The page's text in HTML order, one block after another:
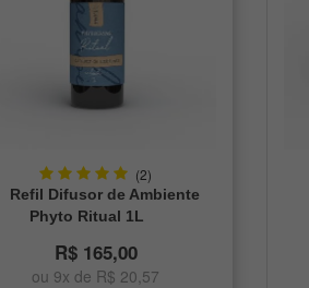
(2)
Refil Difusor de Ambiente
Phyto Ritual 1L
R$ 165,00
ou 9x de R$ 20,57